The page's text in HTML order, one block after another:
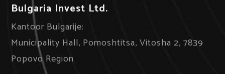
Bulgaria Invest Ltd.
Kantoor Bulgarije:
Municipality Hall, Pomoshtitsa, Vitosha 2, 7839
Popovo Region